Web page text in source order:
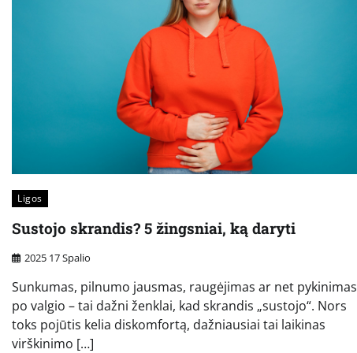
Ligos
Sustojo skrandis? 5 žingsniai, ką daryti
2025 17 Spalio
Sunkumas, pilnumo jausmas, raugėjimas ar net pykinimas
po valgio – tai dažni ženklai, kad skrandis „sustojo“. Nors
toks pojūtis kelia diskomfortą, dažniausiai tai laikinas
virškinimo […]